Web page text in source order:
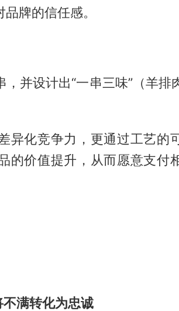
牌的信任感。
并设计出“一串三味”（羊排
异化竞争力，更通过工艺的
的价值提升，从而愿意支付
不满转化为忠诚